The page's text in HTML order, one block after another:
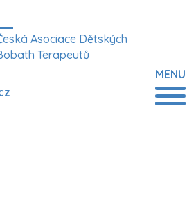
Asociace Dětských
Terapeutů
MENU